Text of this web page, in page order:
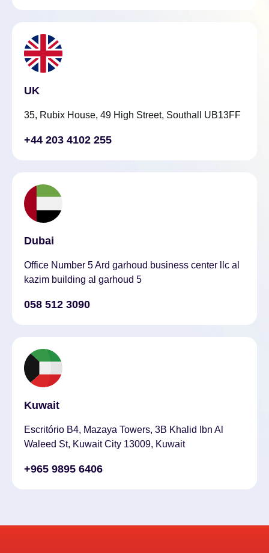
UK
35, Rubix House, 49 High Street, Southall UB13FF
+44 203 4102 255
Dubai
Office Number 5 Ard garhoud business center llc al
kazim building al garhoud 5
058 512 3090
Kuwait
Escritório B4, Mazaya Towers, 3B Khalid Ibn Al
Waleed St, Kuwait City 13009, Kuwait
+965 9895 6406